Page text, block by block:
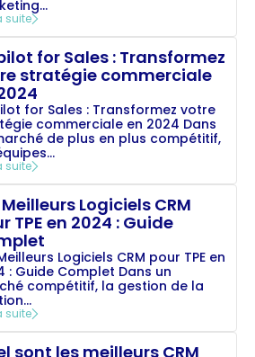
suite
for Sales : Transformez
stratégie commerciale
for Sales : Transformez votre
commerciale en 2024 Dans
de plus en plus compétitif,
suite
Meilleurs Logiciels CRM
TPE en 2024 : Guide
Logiciels CRM pour TPE en
: Guide Complet Dans un
compétitif, la gestion de la
suite
sont les meilleurs CRM